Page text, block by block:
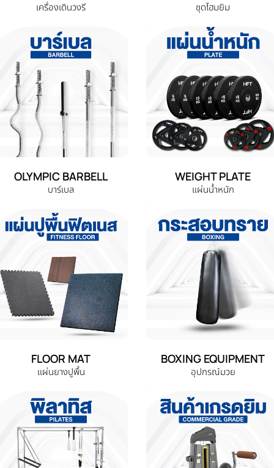
เครื่องเดินวงรี ชุดโฮมยิม
OLYMPIC BARBELL
บาร์เบล
WEIGHT PLATE
แผ่นน้ำหนัก
FLOOR MAT
แผ่นยางปูพื้น
BOXING EQUIPMENT
อุปกรณ์มวย